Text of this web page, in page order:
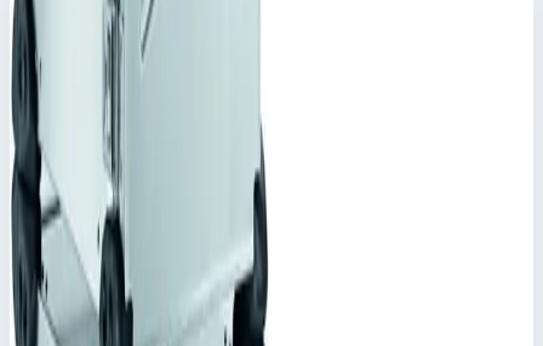
Добавить в корзину
Корпус Mitraset Classic 19" Zarges 7 HE/U 434х534х348 мм
45728
Арт.
641 451
Добавить в корзину